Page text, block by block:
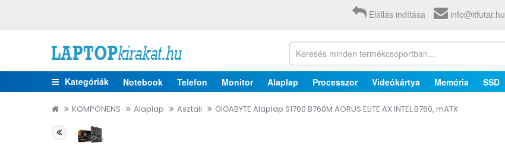
Elállás indítása info@itfutar.hu
Kategóriák Notebook Telefon Monitor Alaplap Processzor Videókártya Memória SSD
KOMPONENS Alaplap Asztali GIGABYTE Alaplap S1700 B760M AORUS ELITE AX INTEL B760, mATX